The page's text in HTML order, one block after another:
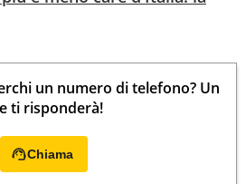
un numero di telefono? Un
ti risponderà!
Chiama